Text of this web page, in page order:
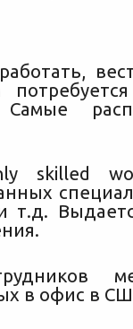
skilled
т.д.
в офис в